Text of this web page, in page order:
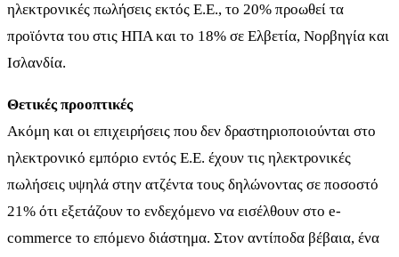
ηλεκτρονικές πωλήσεις εκτός Ε.Ε., το 20% προωθεί τα
προϊόντα του στις ΗΠΑ και το 18% σε Ελβετία, Νορβηγία και
Ισλανδία.
Θετικές προοπτικές
Ακόμη και οι επιχειρήσεις που δεν δραστηριοποιούνται στο
ηλεκτρονικό εμπόριο εντός Ε.Ε. έχουν τις ηλεκτρονικές
πωλήσεις υψηλά στην ατζέντα τους δηλώνοντας σε ποσοστό
21% ότι εξετάζουν το ενδεχόμενο να εισέλθουν στο e-
commerce το επόμενο διάστημα. Στον αντίποδα βέβαια, ένα